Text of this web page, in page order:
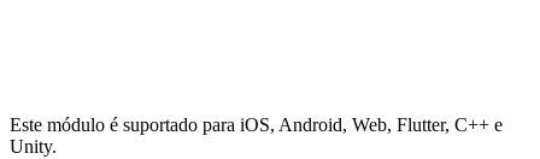
Este módulo é suportado para iOS, Android, Web, Flutter, C++ e
Unity.